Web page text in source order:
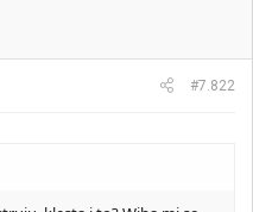
#7.822